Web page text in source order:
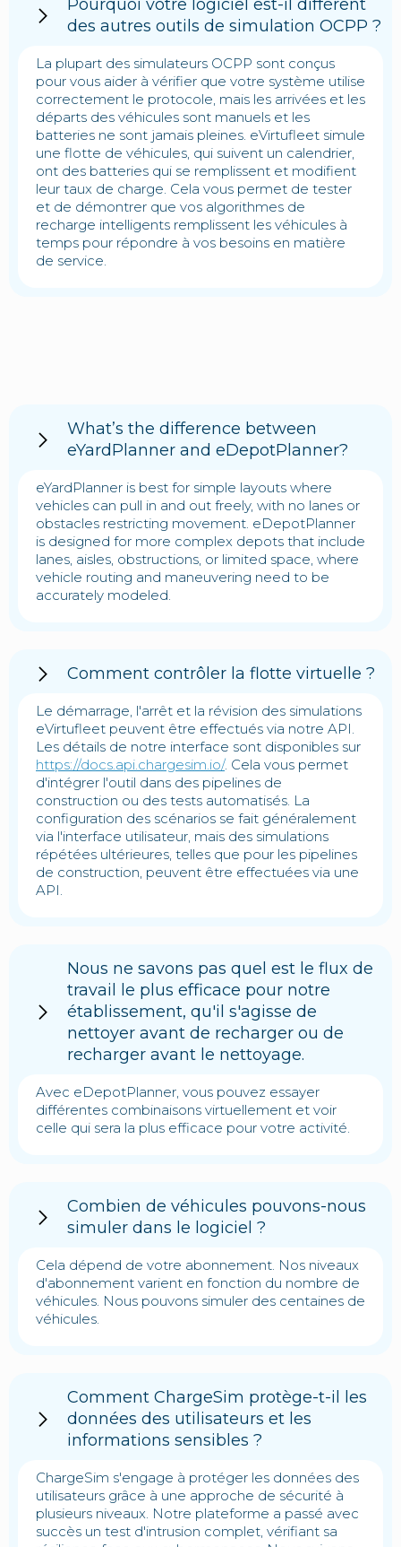
Pourquoi votre logiciel est-il différent
des autres outils de simulation OCPP ?
La plupart des simulateurs OCPP sont conçus
pour vous aider à vérifier que votre système utilise
correctement le protocole, mais les arrivées et les
départs des véhicules sont manuels et les
batteries ne sont jamais pleines. eVirtufleet simule
une flotte de véhicules, qui suivent un calendrier,
ont des batteries qui se remplissent et modifient
leur taux de charge. Cela vous permet de tester
et de démontrer que vos algorithmes de
recharge intelligents remplissent les véhicules à
temps pour répondre à vos besoins en matière
de service.
What’s the difference between
eYardPlanner and eDepotPlanner?
eYardPlanner is best for simple layouts where
vehicles can pull in and out freely, with no lanes or
obstacles restricting movement. eDepotPlanner
is designed for more complex depots that include
lanes, aisles, obstructions, or limited space, where
vehicle routing and maneuvering need to be
accurately modeled.
Comment contrôler la flotte virtuelle ?
Le démarrage, l'arrêt et la révision des simulations
eVirtufleet peuvent être effectués via notre API.
Les détails de notre interface sont disponibles sur
https://docs.api.chargesim.io/. Cela vous permet
d'intégrer l'outil dans des pipelines de
construction ou des tests automatisés. La
configuration des scénarios se fait généralement
via l'interface utilisateur, mais des simulations
répétées ultérieures, telles que pour les pipelines
de construction, peuvent être effectuées via une
API.
Nous ne savons pas quel est le flux de
travail le plus efficace pour notre
établissement, qu'il s'agisse de
nettoyer avant de recharger ou de
recharger avant le nettoyage.
Avec eDepotPlanner, vous pouvez essayer
différentes combinaisons virtuellement et voir
celle qui sera la plus efficace pour votre activité.
Combien de véhicules pouvons-nous
simuler dans le logiciel ?
Cela dépend de votre abonnement. Nos niveaux
d'abonnement varient en fonction du nombre de
véhicules. Nous pouvons simuler des centaines de
véhicules.
Comment ChargeSim protège-t-il les
données des utilisateurs et les
informations sensibles ?
ChargeSim s'engage à protéger les données des
utilisateurs grâce à une approche de sécurité à
plusieurs niveaux. Notre plateforme a passé avec
succès un test d'intrusion complet, vérifiant sa